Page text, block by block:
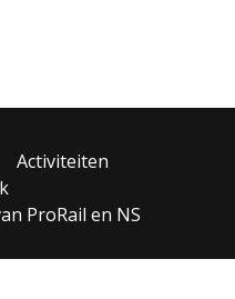
Activiteiten
ProRail en NS